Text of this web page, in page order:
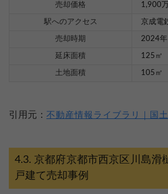
売却価格 1,900
駅へのアクセス 京成電
売却時期 2024年
延床面積 125㎡
土地面積 105㎡
引用元： 不動産情報ライブラリ｜国
京都府京都市西京区川島滑
戸建て売却事例